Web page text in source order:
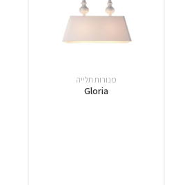
מנורות תלייה
Gloria